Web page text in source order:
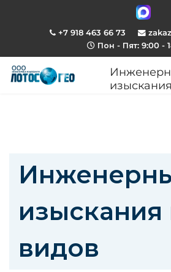
+7 918 463 66 73
Пон - Пят: 9:00 -
изыскания
изыскания
видов